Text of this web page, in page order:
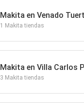
Makita en Venado
1 Makita tiendas
Makita en Villa Carlos
3 Makita tiendas